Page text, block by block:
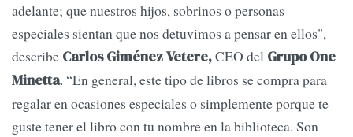
adelante; que nuestros hijos, sobrinos o personas
especiales sientan que nos detuvimos a pensar en ellos",
describe Carlos Giménez Vetere,CEO del Grupo One
Minetta. “En general, este tipo de libros se compra para
regalar en ocasiones especiales o simplemente porque te
guste tener el libro con tu nombre en la biblioteca. Son